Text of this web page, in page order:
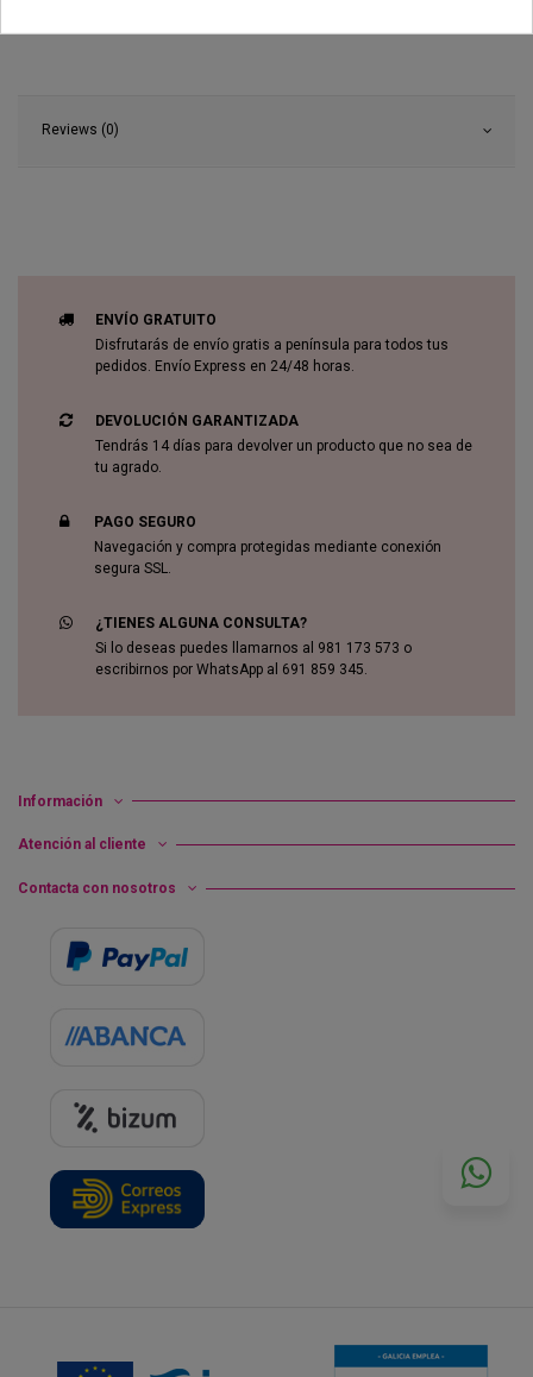
Reviews (0)
ENVÍO GRATUITO
Disfrutarás de envío gratis a península para todos tus
pedidos. Envío Express en 24/48 horas.
DEVOLUCIÓN GARANTIZADA
Tendrás 14 días para devolver un producto que no sea de
tu agrado.
PAGO SEGURO
Navegación y compra protegidas mediante conexión
segura SSL.
¿TIENES ALGUNA CONSULTA?
Si lo deseas puedes llamarnos al 981 173 573 o
escribirnos por WhatsApp al 691 859 345.
Información
Atención al cliente
Contacta con nosotros